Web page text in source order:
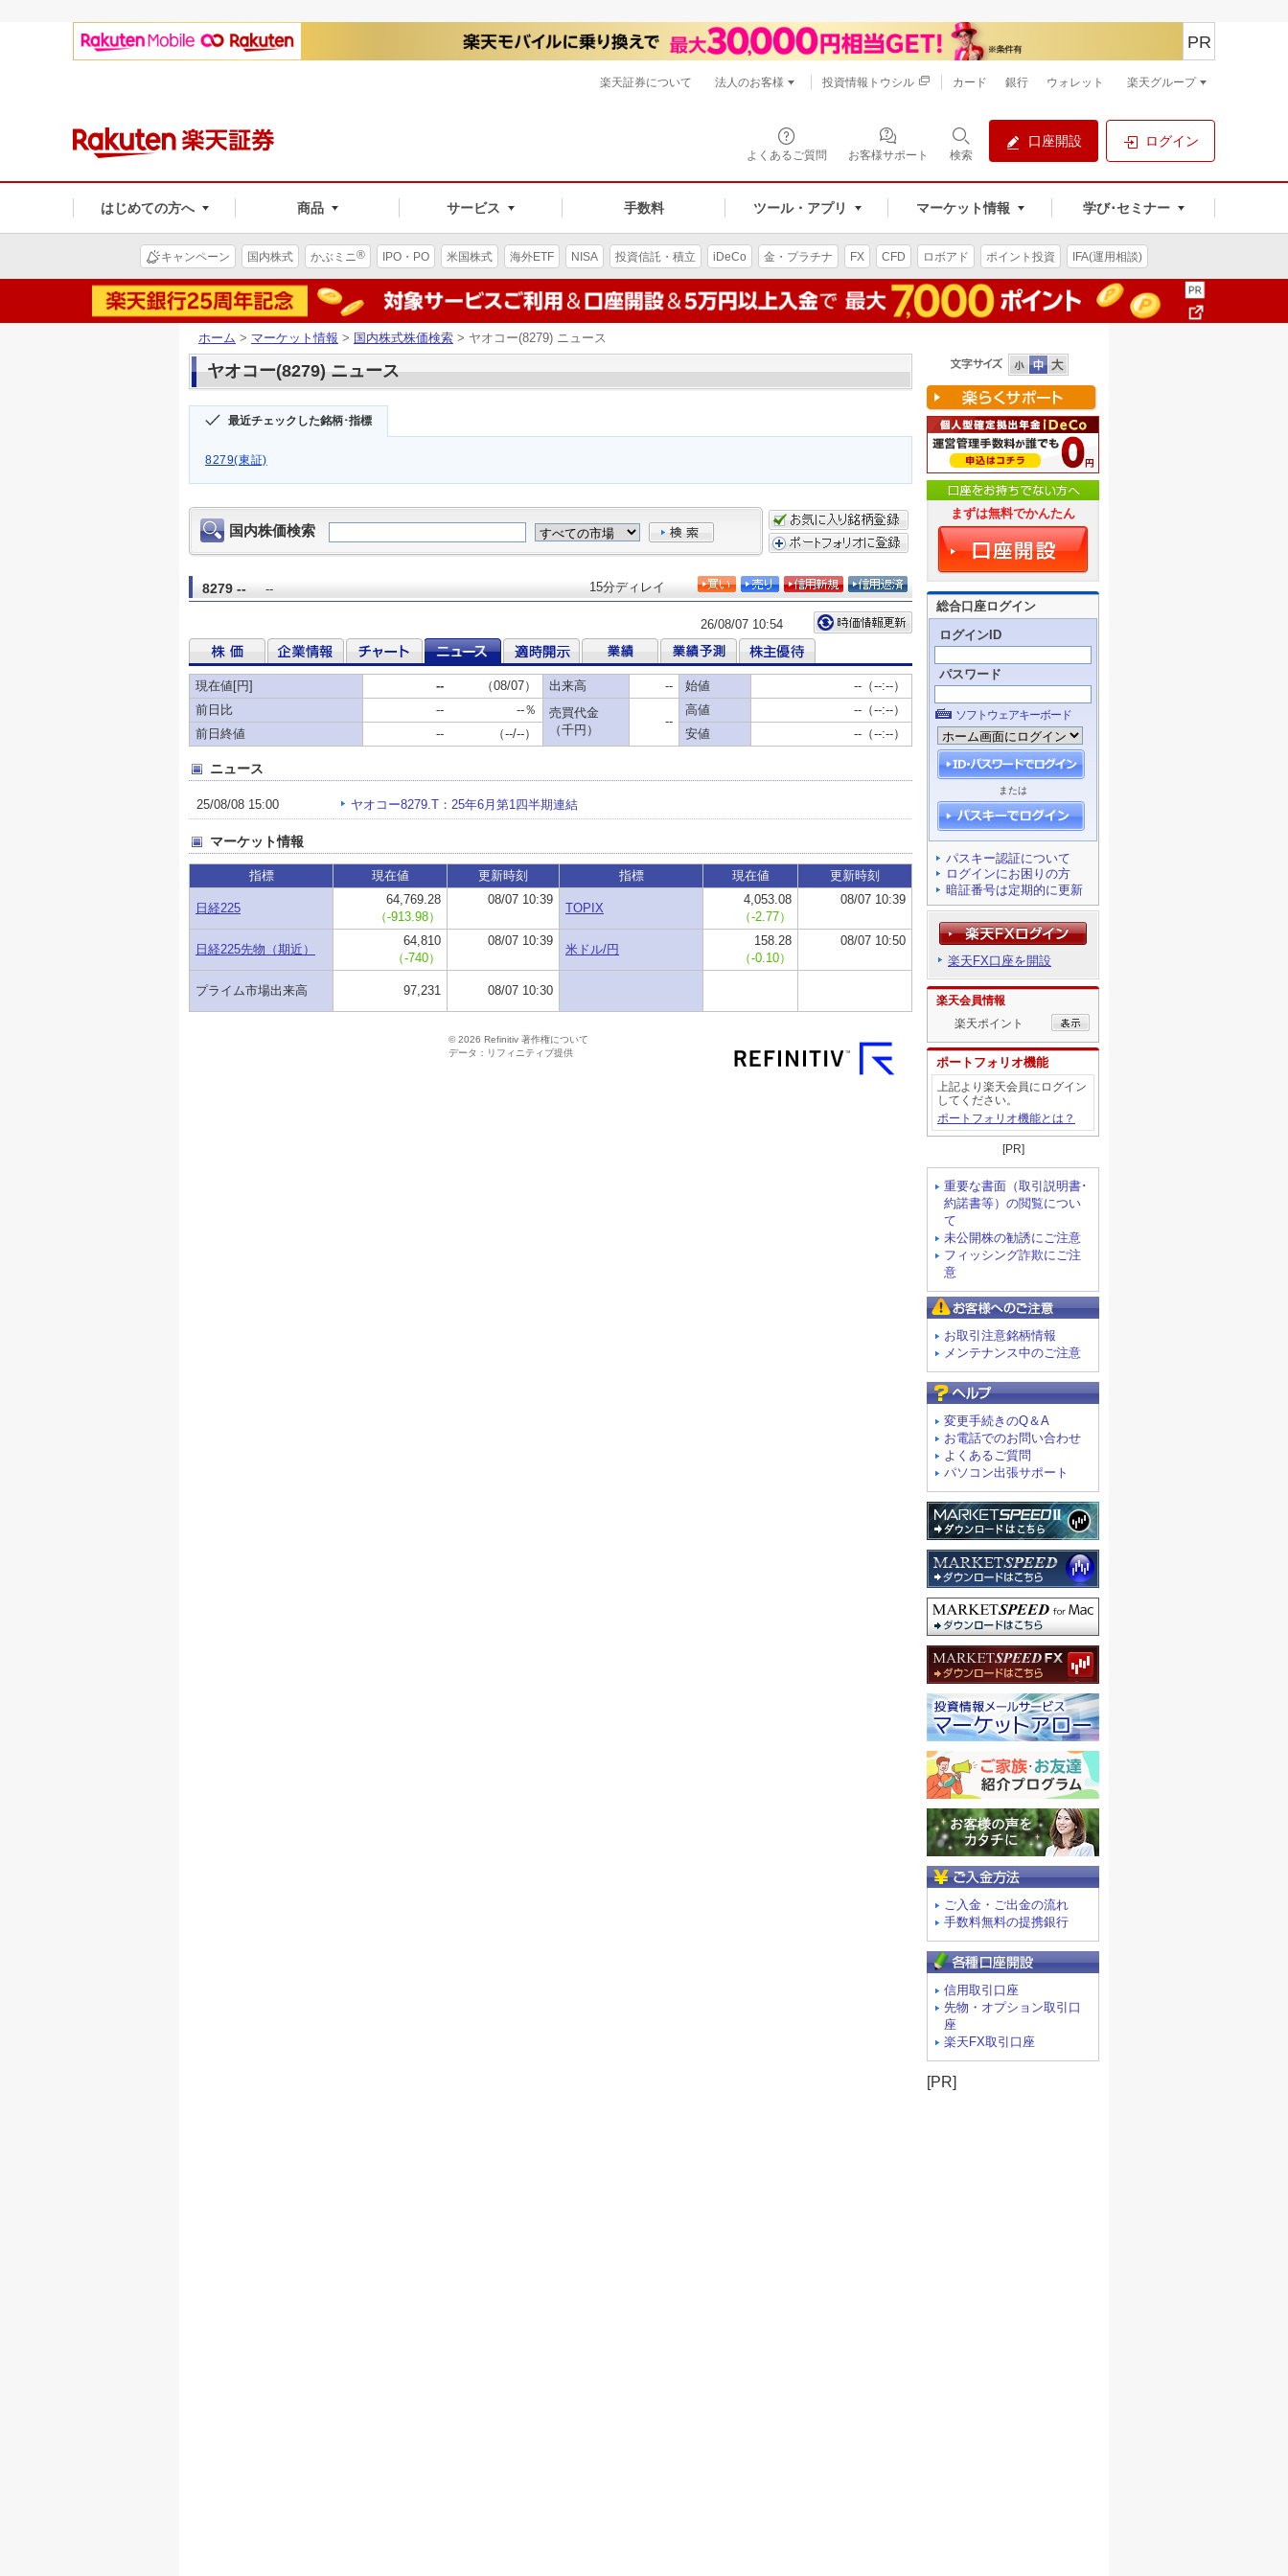
よくあるご質問 お客様サポート 検索
口座開設 ログイン
はじめての方へ 商品 サービス 手数料 ツール・アプリ マーケット情報 学び･セミナー
PR
楽天証券について 法人のお客様 投資情報トウシル カード 銀行 ウォレット 楽天グループ
キャンペーン 国内株式 かぶミニ® IPO・PO 米国株式 海外ETF NISA 投資信託・積立 iDeCo 金・プラチナ FX CFD ロボアド ポイント投資 IFA(運用相談)
ホーム > マーケット情報 > 国内株式株価検索 > ヤオコー(8279) ニュース
ヤオコー(8279) ニュース
最近チェックした銘柄･指標
8279(東証)
まずは無料でかんたん
総合口座ログイン
ログインID
パスワード
ソフトウェアキーボード
または
パスキー認証について
ログインにお困りの方
暗証番号は定期的に更新
楽天FX口座を開設
楽天会員情報
楽天ポイント
ポートフォリオ機能
上記より楽天会員にログイン
してください。
ポートフォリオ機能とは？
[PR]
重要な書面（取引説明書･
約諾書等）の閲覧につい
て
未公開株の勧誘にご注意
フィッシング詐欺にご注
意
お取引注意銘柄情報
メンテナンス中のご注意
変更手続きのQ＆A
お電話でのお問い合わせ
よくあるご質問
パソコン出張サポート
ご入金・ご出金の流れ
手数料無料の提携銀行
信用取引口座
先物・オプション取引口
座
楽天FX取引口座
[PR]